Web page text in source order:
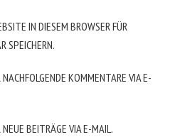
IN DIESEM BROWSER FÜR
SPEICHERN.
KOMMENTARE VIA E-
BEITRÄGE VIA E-MAIL.